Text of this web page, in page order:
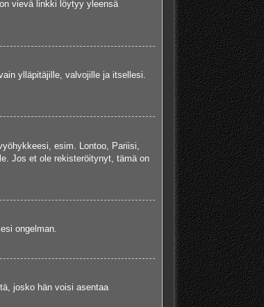
vievä linkki löytyy yleensä
ylläpitäjille, valvojille ja itsellesi.
esim. Lontoo, Pariisi,
Jos et ole rekisteröitynyt, tämä on
ongelman.
josko hän voisi asentaa